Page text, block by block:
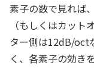
素子の数で見れば
（もしくはカッ
ター側は12dB/oct
く、各素子の効き